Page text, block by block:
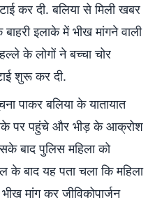
कर दी. बलिया से मिली खबर
इलाके में भीख मांगने वाली
के लोगों ने बच्चा चोर
शुरू कर दी.
पाकर बलिया के यातायात
पर पहुंचे और भीड़ के आक्रोश
बाद पुलिस महिला को
के बाद यह पता चला कि महिला
मांग कर जीविकोपार्जन